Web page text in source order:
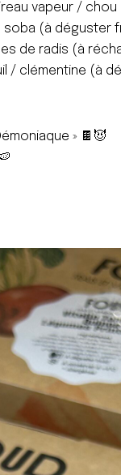
vapeur /
soba (à déguster
de radis (à
/ clémentine (à
» 🍫😈